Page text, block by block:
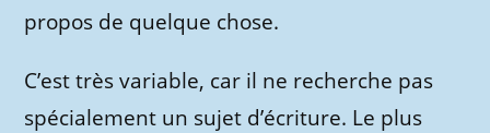
propos de quelque chose.
C’est très variable, car il ne recherche pas
spécialement un sujet d’écriture. Le plus